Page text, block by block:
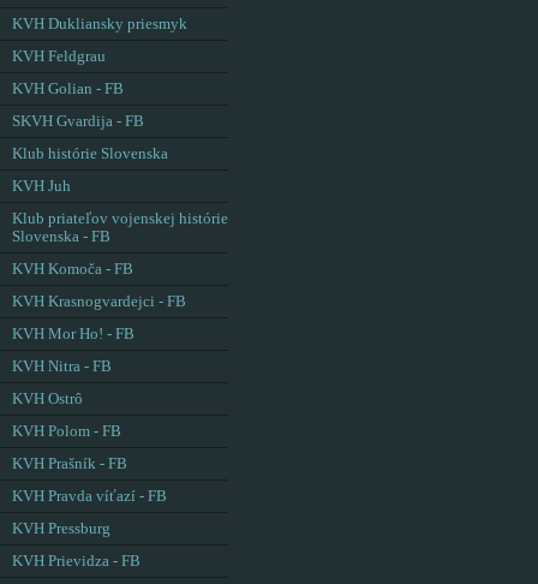
KVH Dukliansky priesmyk
KVH Feldgrau
KVH Golian - FB
SKVH Gvardija - FB
Klub histórie Slovenska
KVH Juh
Klub priateľov vojenskej histórie
Slovenska - FB
KVH Komoča - FB
KVH Krasnogvardejci - FB
KVH Mor Ho! - FB
KVH Nitra - FB
KVH Ostrô
KVH Polom - FB
KVH Prašník - FB
KVH Pravda víťazí - FB
KVH Pressburg
KVH Prievidza - FB